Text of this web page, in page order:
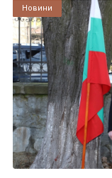
Култура
Новини